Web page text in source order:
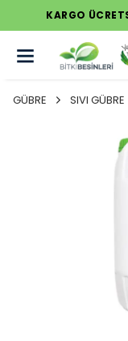
KARGO
GÜBRE SIVI GÜBRE